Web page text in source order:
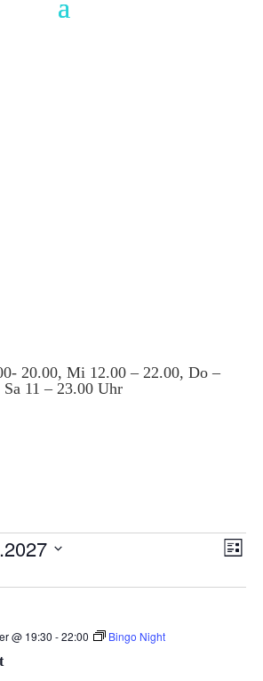
20.00, Mi 12.00 – 22.00, Do –
Sa 11 – 23.00 Uhr
Liste
@ 19:30 -22:00 Bingo Night